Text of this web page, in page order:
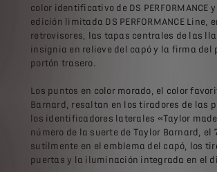
color identificativo de DS PERFORMANCE
edición limitada DS PERFORMANCE Line,
retrovisores, las tapas centrales de las
insignia en relieve del capó y la firma del
portón trasero.
Los puntos en color morado, el color
Barnard, resaltan en los tiradores de las
los identificadores laterales «Taylor made
número de la suerte de Taylor Barnard, el
sutilmente en el emblema del capó, los
puertas y la iluminación integrada en el